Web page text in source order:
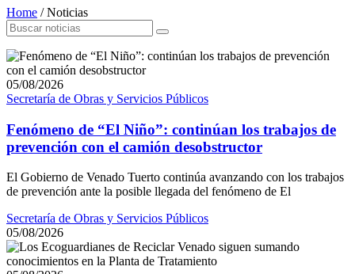
Home /Noticias
05/08/2026
Secretaría de Obras y Servicios Públicos
Fenómeno de “El Niño”: continúan los trabajos de
prevención con el camión desobstructor
El Gobierno de Venado Tuerto continúa avanzando con los trabajos
de prevención ante la posible llegada del fenómeno de El
Secretaría de Obras y Servicios Públicos
05/08/2026